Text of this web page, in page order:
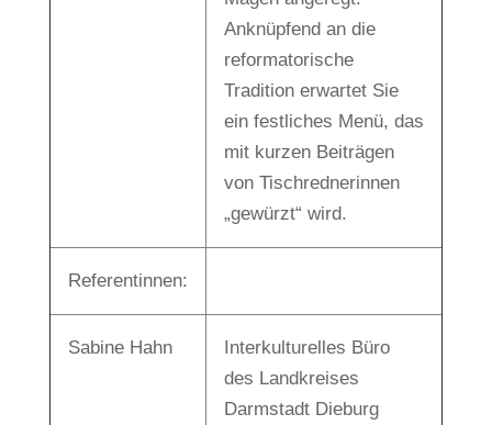
Anknüpfend an die
reformatorische
Tradition erwartet Sie
ein festliches Menü, das
mit kurzen Beiträgen
von Tischrednerinnen
„gewürzt“ wird.
Referentinnen:
Sabine Hahn
Interkulturelles Büro
des Landkreises
Darmstadt Dieburg